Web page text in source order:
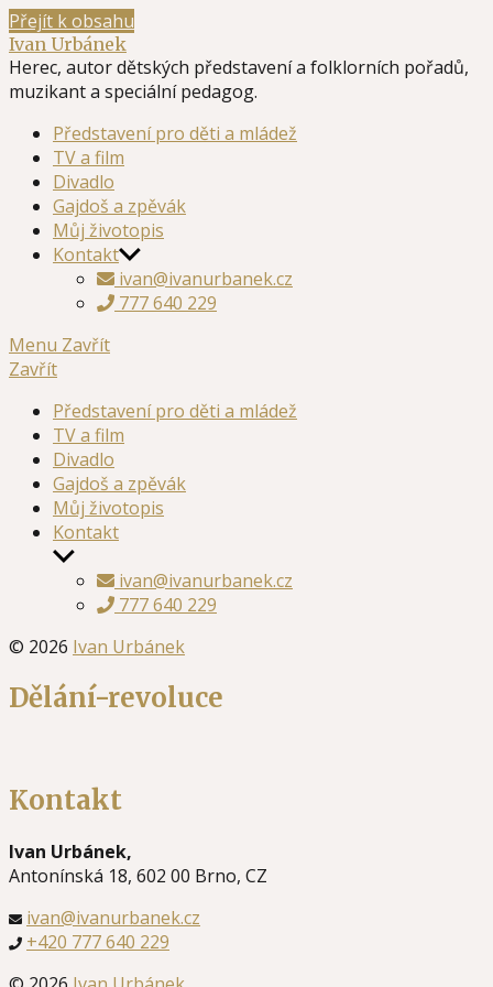
Přejít k obsahu
Ivan Urbánek
Herec, autor dětských představení a folklorních pořadů,
muzikant a speciální pedagog.
Představení pro děti a mládež
TV a film
Divadlo
Gajdoš a zpěvák
Můj životopis
Kontakt
ivan@ivanurbanek.cz
777 640 229
Menu Zavřít
Zavřít
Představení pro děti a mládež
TV a film
Divadlo
Gajdoš a zpěvák
Můj životopis
Kontakt
Zobrazit
podmenuivan@ivanurbanek.cz
777 640 229
© 2026 Ivan Urbánek
Dělání-revoluce
Kontakt
Ivan Urbánek,
Antonínská 18, 602 00 Brno, CZ
ivan@ivanurbanek.cz
+420 777 640 229